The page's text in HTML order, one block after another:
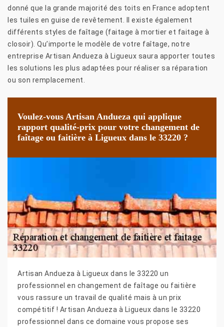
donné que la grande majorité des toits en France adoptent
les tuiles en guise de revêtement. Il existe également
différents styles de faîtage (faitage à mortier et faitage à
closoir). Qu’importe le modèle de votre faîtage, notre
entreprise Artisan Andueza à Ligueux saura apporter toutes
les solutions les plus adaptées pour réaliser sa réparation
ou son remplacement.
Voulez-vous Artisan Andueza qui applique
rapport qualité-prix pour votre changement de
faîtage ou faitière à Ligueux dans le 33220 ?
Artisan Andueza à Ligueux dans le 33220 un
professionnel en changement de faîtage ou faitière
vous rassure un travail de qualité mais à un prix
compétitif ! Artisan Andueza à Ligueux dans le 33220
professionnel dans ce domaine vous propose ses